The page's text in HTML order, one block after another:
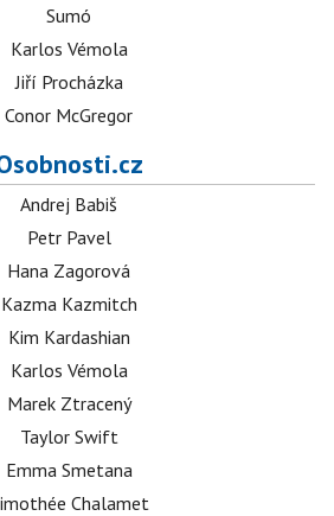
Sumó
Karlos Vémola
Jiří Procházka
Conor McGregor
Andrej Babiš
Petr Pavel
Hana Zagorová
Kazma Kazmitch
Kim Kardashian
Karlos Vémola
Marek Ztracený
Taylor Swift
Emma Smetana
Chalamet